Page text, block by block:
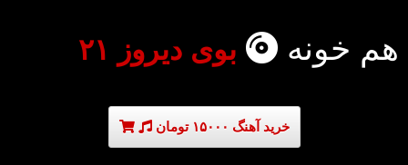
هم خونه بوی دیروز ۲۱
خرید آهنگ ۱۵۰۰۰ تومان